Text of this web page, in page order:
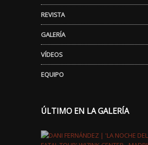
REVISTA
GALERÍA
VÍDEOS
EQUIPO
ÚLTIMO EN LA GALERÍA